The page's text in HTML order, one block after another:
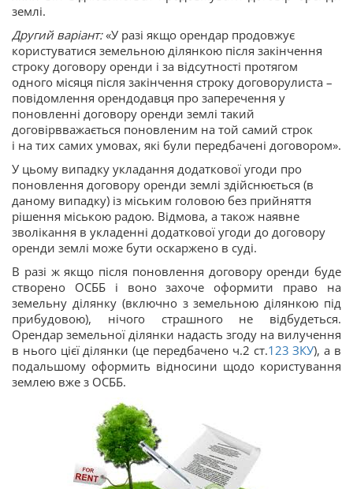
землі.
Другий варіант:«У разі якщо орендар продовжує
користуватися земельною ділянкою після закінчення
строку договору оренди і за відсутності протягом
одного місяця після закінчення строку договорулиста –
повідомлення орендодавця про заперечення у
поновленні договору оренди землі такий
договірвважається поновленим на той самий строк
і на тих самих умовах, які були передбачені договором».
У цьому випадку укладання додаткової угоди про
поновлення договору оренди землі здійснюється (в
даному випадку) із міським головою без прийняття
рішення міською радою. Відмова, а також наявне
зволікання в укладенні додаткової угоди до договору
оренди землі може бути оскаржено в суді.
В разі ж якщо після поновлення договору оренди буде
створено ОСББ і воно захоче оформити право на
земельну ділянку (включно з земельною ділянкою під
прибудовою), нічого страшного не відбудеться.
Орендар земельної ділянки надасть згоду на вилучення
в нього цієї ділянки (це передбачено ч.2 ст.123ЗКУ), а в
подальшому оформить відносини щодо користування
землею вже з ОСББ.